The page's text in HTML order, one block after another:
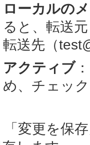
ローカルの
ると、転送
転送先（
アクティブ
め、チェック
「変更を保